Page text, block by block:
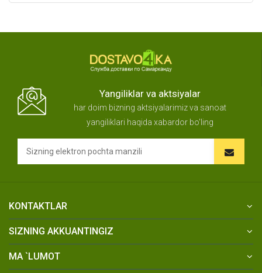
Yangiliklar va aktsiyalar
har doim bizning aktsiyalarimiz va sanoat
yangiliklari haqida xabardor bo'ling
KONTAKTLAR
SIZNING AKKUANTINGIZ
MA `LUMOT